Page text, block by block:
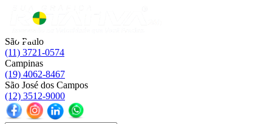
São Paulo
(11) 3721-0574
Campinas
(19) 4062-8467
São José dos Campos
(12) 3512-9000
☰